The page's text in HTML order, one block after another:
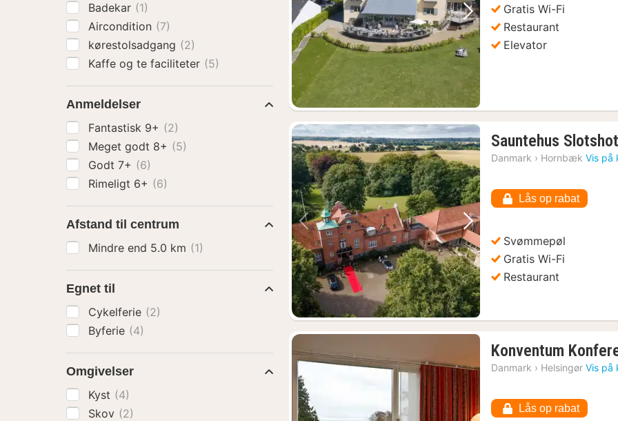
Forrige billede Næste billede
Gratis Wi-Fi
Restaurant
Elevator
Forrige billede Næste billede
Sauntehus
Danmark › Hornbæk Vis på
Lås op rabat
Svømmepøl
Gratis Wi-Fi
Restaurant
Konventum
Danmark › Helsingør Vis på
Lås op rabat
Badekar (1)
Aircondition (7)
kørestolsadgang (2)
Kaffe og te faciliteter (5)
Anmeldelser
Fantastisk 9+ (2)
Meget godt 8+ (5)
Godt 7+ (6)
Rimeligt 6+ (6)
Afstand til centrum
Mindre end 5.0 km (1)
Egnet til
Cykelferie (2)
Byferie (4)
Omgivelser
Kyst (4)
Skov (2)